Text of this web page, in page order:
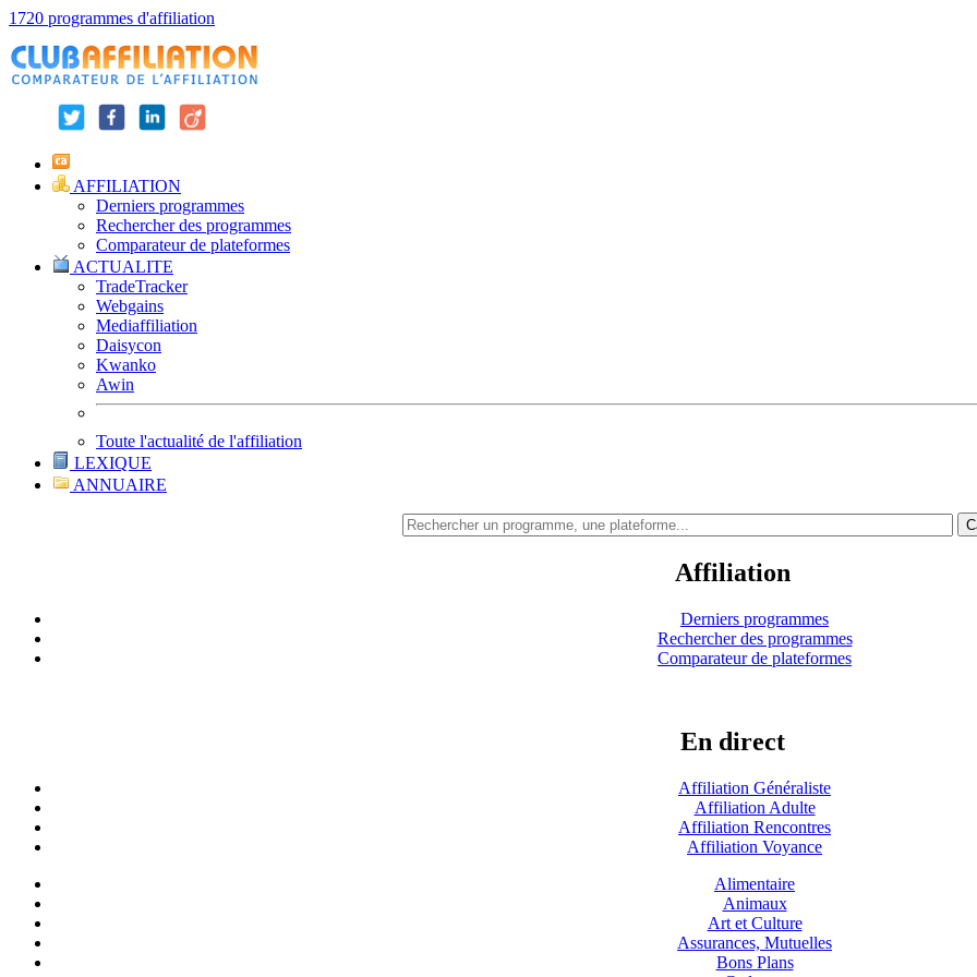
1720 programmes d'affiliation
AFFILIATION
Derniers programmes
Rechercher des programmes
Comparateur de plateformes
ACTUALITE
TradeTracker
Webgains
Mediaffiliation
Daisycon
Kwanko
Awin
Toute l'actualité de l'affiliation
LEXIQUE
ANNUAIRE
Affiliation
Derniers programmes
Rechercher des programmes
Comparateur de plateformes
En direct
Affiliation Généraliste
Affiliation Adulte
Affiliation Rencontres
Affiliation Voyance
Alimentaire
Animaux
Art et Culture
Assurances, Mutuelles
Bons Plans